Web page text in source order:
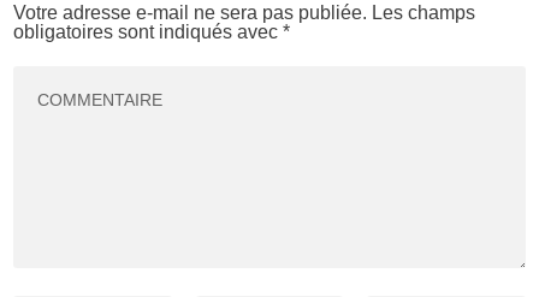
Votre adresse e-mail ne sera pas publiée. Les champs
obligatoires sont indiqués avec*